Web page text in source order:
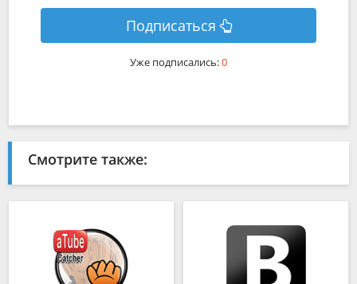
Подписаться
Уже подписались:0
Смотрите также: